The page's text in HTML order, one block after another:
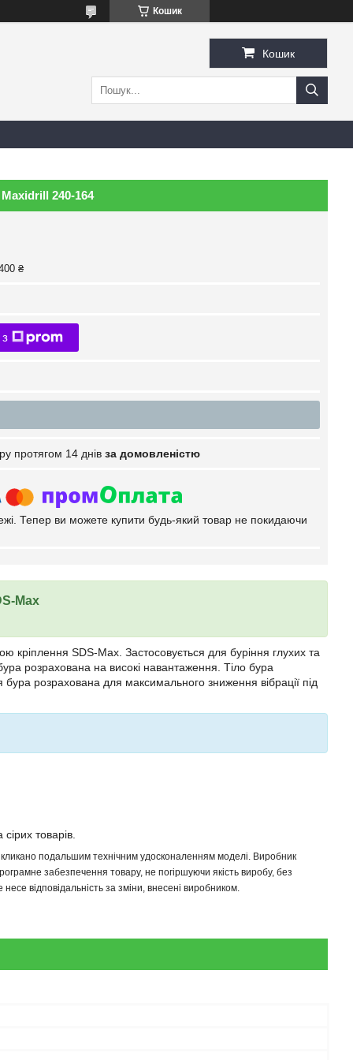
Кошик
Кошик
240-164
₴
протягом 14 днів за домовленістю
Тепер ви можете купити будь-який товар не покидаючи
Max
кріплення SDS-Max. Застосовується для буріння глухих та
розрахована на високі навантаження. Тіло бура
бура розрахована для максимального зниження вібрації під
товарів.
подальшим технічним удосконаленням моделі. Виробник
забезпечення товару, не погіршуючи якість виробу, без
відповідальність за зміни, внесені виробником.